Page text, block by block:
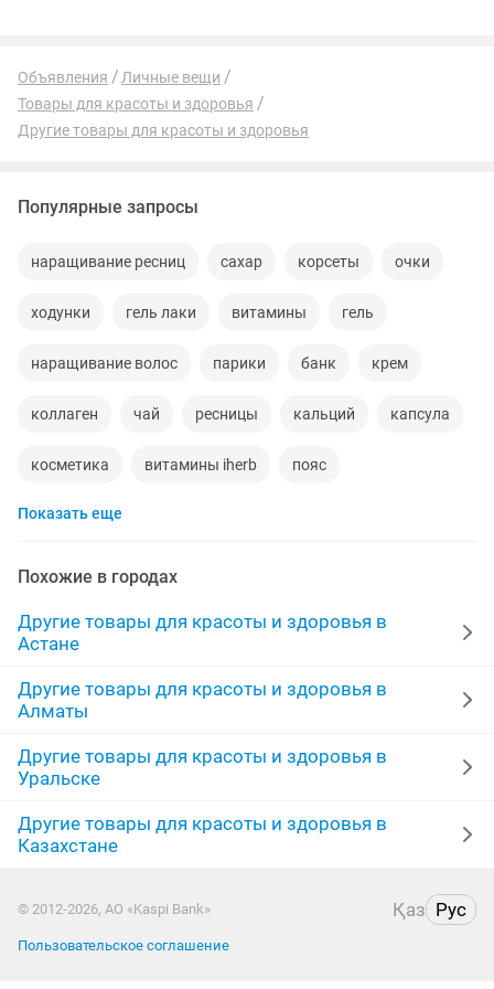
Объявления
Личные вещи
Товары для красоты и здоровья
Другие товары для красоты и здоровья
Популярные запросы
наращивание ресниц сахар корсеты очки
ходунки гель лаки витамины гель
наращивание волос парики банк крем
коллаген чай ресницы кальций капсула
косметика витамины iherb пояс
натуральные волосы
бад тест полоски лаки волосы ночью
ортопедические подушки
капсулы похудения
Показать еще
Похожие в городах
Другие товары для красоты и здоровья в
Астане
Другие товары для красоты и здоровья в
Алматы
Другие товары для красоты и здоровья в
Уральске
Другие товары для красоты и здоровья в
Казахстане
© 2012-2026, АО «Kaspi Bank» Қаз Рус
Пользовательское соглашение